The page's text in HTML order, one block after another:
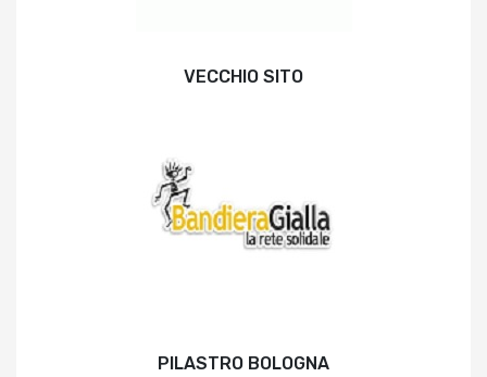
VECCHIO SITO
PILASTRO BOLOGNA